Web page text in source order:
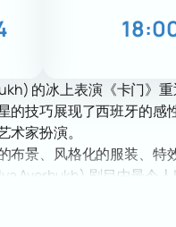
的冰上表演《卡门》
的技巧展现了西班牙的感
家扮演。
布景、风格化的服装、
Averbukh) 剧目中最令